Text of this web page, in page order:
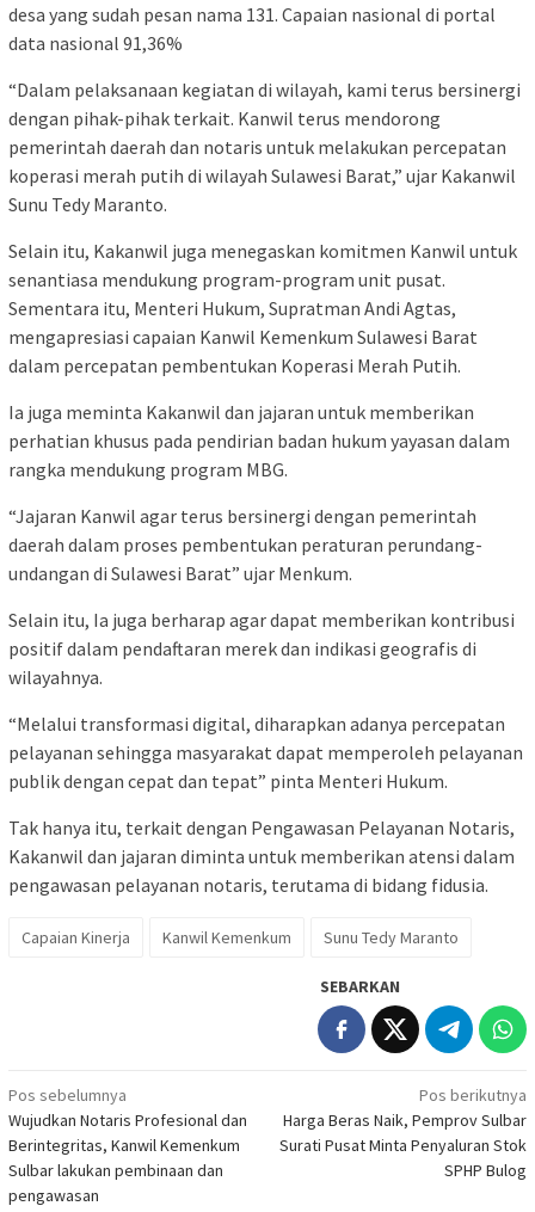
desa yang sudah pesan nama 131. Capaian nasional di portal
data nasional 91,36%
“Dalam pelaksanaan kegiatan di wilayah, kami terus bersinergi
dengan pihak-pihak terkait. Kanwil terus mendorong
pemerintah daerah dan notaris untuk melakukan percepatan
koperasi merah putih di wilayah Sulawesi Barat,” ujar Kakanwil
Sunu Tedy Maranto.
Selain itu, Kakanwil juga menegaskan komitmen Kanwil untuk
senantiasa mendukung program-program unit pusat.
Sementara itu, Menteri Hukum, Supratman Andi Agtas,
mengapresiasi capaian Kanwil Kemenkum Sulawesi Barat
dalam percepatan pembentukan Koperasi Merah Putih.
Ia juga meminta Kakanwil dan jajaran untuk memberikan
perhatian khusus pada pendirian badan hukum yayasan dalam
rangka mendukung program MBG.
“Jajaran Kanwil agar terus bersinergi dengan pemerintah
daerah dalam proses pembentukan peraturan perundang-
undangan di Sulawesi Barat” ujar Menkum.
Selain itu, Ia juga berharap agar dapat memberikan kontribusi
positif dalam pendaftaran merek dan indikasi geografis di
wilayahnya.
“Melalui transformasi digital, diharapkan adanya percepatan
pelayanan sehingga masyarakat dapat memperoleh pelayanan
publik dengan cepat dan tepat” pinta Menteri Hukum.
Tak hanya itu, terkait dengan Pengawasan Pelayanan Notaris,
Kakanwil dan jajaran diminta untuk memberikan atensi dalam
pengawasan pelayanan notaris, terutama di bidang fidusia.
Capaian Kinerja Kanwil Kemenkum Sunu Tedy Maranto
SEBARKAN
Navigasi
pos
Pos sebelumnya
Wujudkan Notaris Profesional dan
Berintegritas, Kanwil Kemenkum
Sulbar lakukan pembinaan dan
pengawasan
Pos berikutnya
Harga Beras Naik, Pemprov Sulbar
Surati Pusat Minta Penyaluran Stok
SPHP Bulog